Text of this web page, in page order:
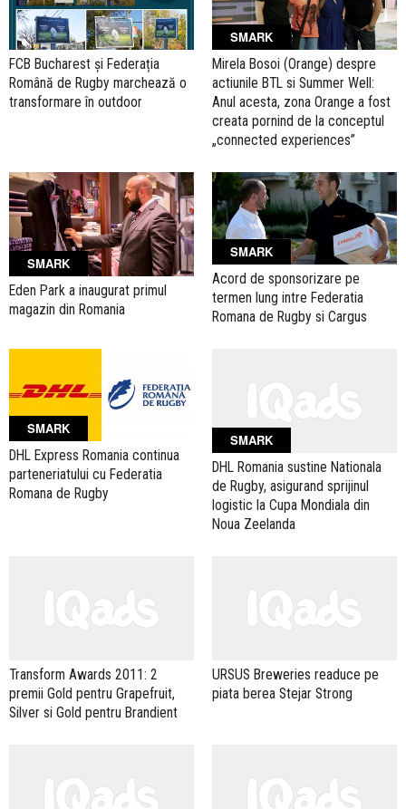
FCB Bucharest și Federația
Română de Rugby marchează o
transformare în outdoor
SMARK
Mirela Bosoi (Orange) despre
actiunile BTL si Summer Well:
Anul acesta, zona Orange a fost
creata pornind de la conceptul
„connected experiences”
SMARK
Eden Park a inaugurat primul
magazin din Romania
SMARK
Acord de sponsorizare pe
termen lung intre Federatia
Romana de Rugby si Cargus
SMARK
DHL Express Romania continua
parteneriatului cu Federatia
Romana de Rugby
SMARK
DHL Romania sustine Nationala
de Rugby, asigurand sprijinul
logistic la Cupa Mondiala din
Noua Zeelanda
Transform Awards 2011: 2
premii Gold pentru Grapefruit,
Silver si Gold pentru Brandient
URSUS Breweries readuce pe
piata berea Stejar Strong